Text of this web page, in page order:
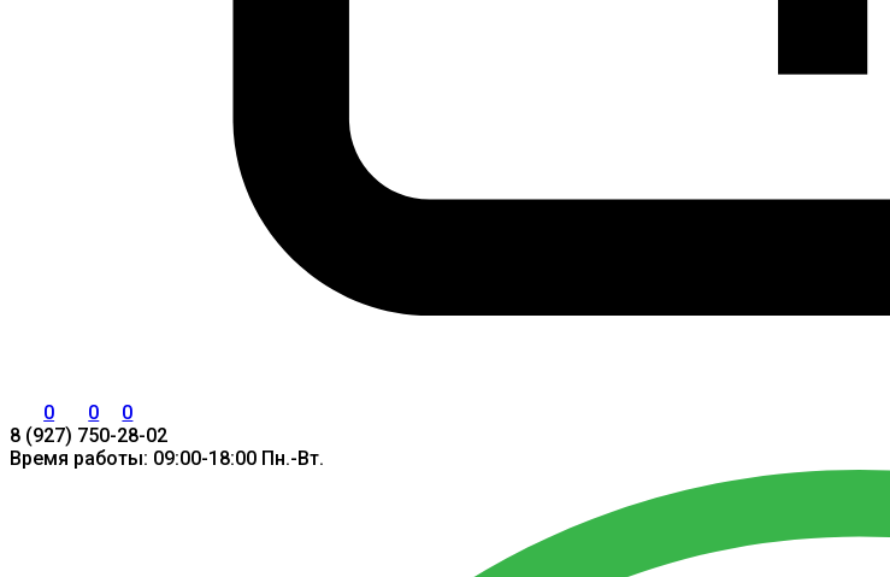
0 0
0
8 (927) 750-28-02
Время работы: 09:00-18:00 Пн.-Вт.